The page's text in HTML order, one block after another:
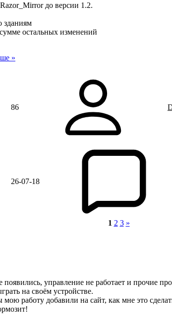
до версии 1.2.
зданиям
остальных изменений
»
86
26-07-18
1 2 3 »
управление не работает и прочие
на своём устройстве.
работу добавили на сайт, как мне это